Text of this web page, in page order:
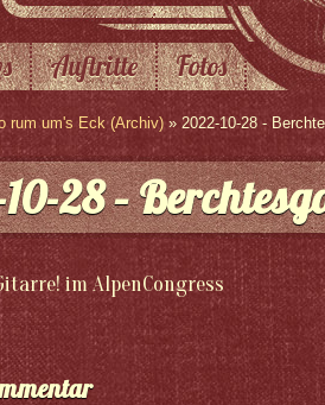
Auftritte Fotos
rum um's Eck (Archiv) » 2022-10-28 -
28 –
im AlpenCongress